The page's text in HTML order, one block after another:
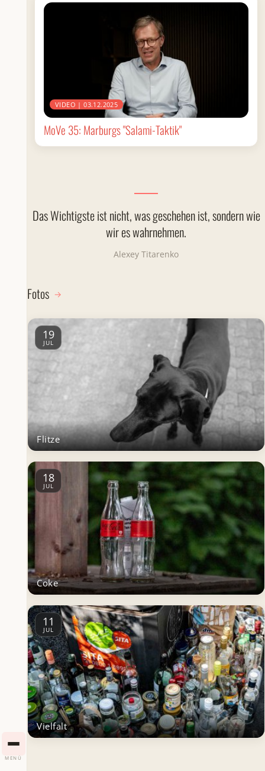
MENÜ
VIDEO | 03.12.2025
MoVe 35: Marburgs "Salami-Taktik"
Das Wichtigste ist nicht, was geschehen ist, sondern wie
wir es wahrnehmen.
Alexey Titarenko
Fotos
19
JUL
Flitze
18
JUL
Coke
11
JUL
Vielfalt